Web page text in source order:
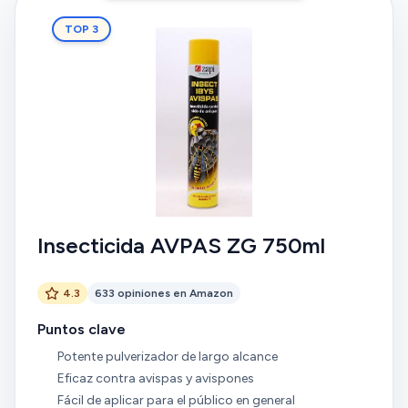
TOP 3
Insecticida AVPAS ZG 750ml
4.3 633 opiniones en Amazon
Puntos clave
Potente pulverizador de largo alcance
Eficaz contra avispas y avispones
Fácil de aplicar para el público en general